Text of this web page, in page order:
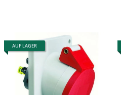
AUF LAGER